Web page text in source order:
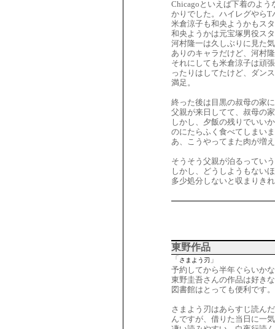
Chicagoといえば下着のよ
かりでした。ハイレグやらT
米倉涼子も和央ようかもス
和央ようかは元宝塚男役ス
河村隆一は久しぶりに見た
ありのキャラだけど、河村
それにしても米倉涼子は頑
ったりはしてたけど、ダン
満足。
終った後は目黒の叔母の家
父親が来日してて、叔母の
しかし、夕飯の残りでいい
のにたらふく食べてしまい
あ、こうやってまた肉が増
そうそう父親が泊るってい
しかし、どうしようもない
多少処分しないと収まりき
東野作品
「 さまよう刃 」
予約してから半年ぐらいか
東野圭吾さんの作品は好き
図書館はとっても便利です
さまよう刃はあらすじ読ん
んですが、借りた当日に一